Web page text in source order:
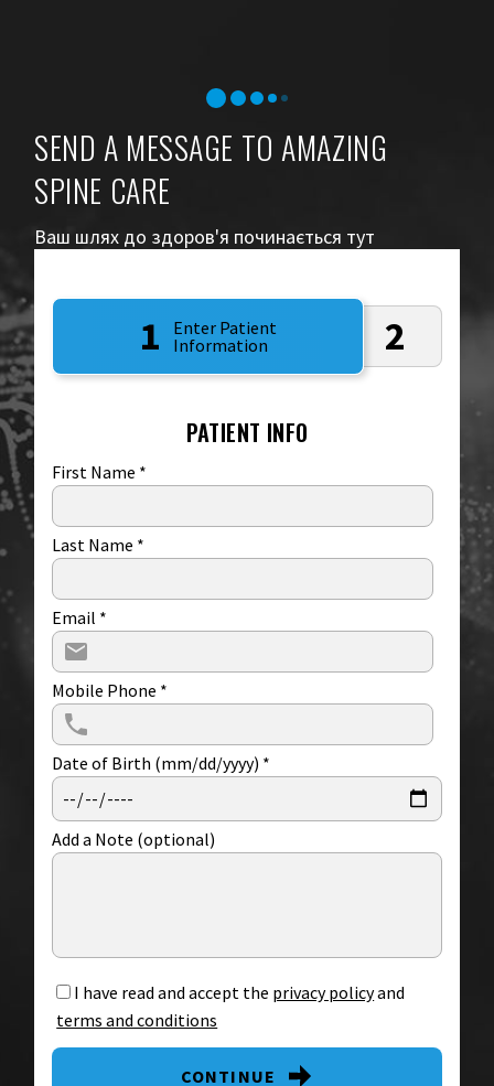
SEND A MESSAGE TO AMAZING
SPINE CARE
Ваш шлях до здоров'я починається тут
1
Enter Patient
Information
2
PATIENT INFO
First Name *
Last Name *
Email *
Mobile Phone *
Date of Birth (mm/dd/yyyy) *
Add a Note (optional)
I have read and accept the privacy policyand
terms and conditions
CONTINUE